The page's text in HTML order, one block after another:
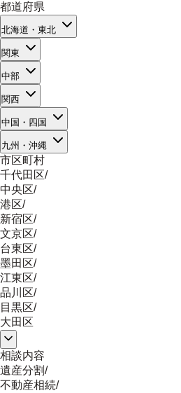
都道府県
北海道・東北
関東
中部
関西
中国・四国
九州・沖縄
市区町村
千代田区/
中央区/
港区/
新宿区/
文京区/
台東区/
墨田区/
江東区/
品川区/
目黒区/
大田区
相談内容
遺産分割/
不動産相続/